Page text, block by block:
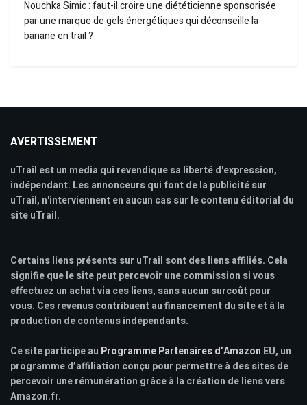
Nouchka Simic : faut-il croire une diététicienne sponsorisée
par une marque de gels énergétiques qui déconseille la
banane en trail ?
AVERTISSEMENT
uTrail est un media qui revendique sa liberté d'expression,
indépendant. Les annonceurs qui font de la publicité sur
uTrail, n'interviennent en aucun cas sur le contenu éditorial du
site uTrail.
Certains liens présents sur uTrail sont des liens affiliés. Cela
signifie que le site peut percevoir une commission si vous
effectuez un achat via ces liens, sans aucun surcoût pour
vous. Ces revenus contribuent au financement du site et à la
production de contenus indépendants.
Ce site participe au Programme Partenaires d’Amazon EU, un
programme d’affiliation conçu pour permettre à des sites de
percevoir une rémunération grâce à la création de liens vers
Amazon.fr.